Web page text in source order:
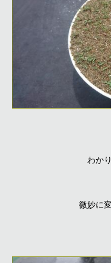
わか
微妙に